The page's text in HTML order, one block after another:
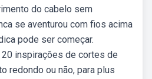
do cabelo sem
se aventurou com fios acima
pode ser começar.
inspirações de cortes de
redondo ou não, para plus